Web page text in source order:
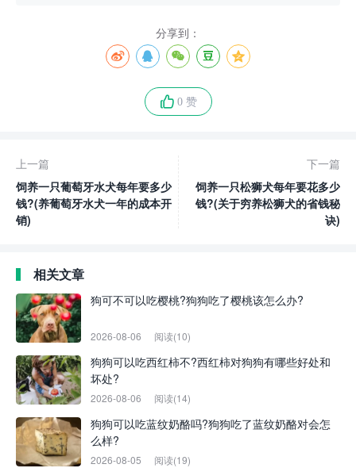
分享到：
0 赞
上一篇
饲养一只葡萄牙水犬每年要多少
钱?(养葡萄牙水犬一年的成本开
销)
下一篇
饲养一只松狮犬每年要花多少
钱?(关于穷养松狮犬的省钱秘
诀)
相关文章
狗可不可以吃樱桃?狗狗吃了樱桃该怎么办?
2026-08-06 阅读(10)
狗狗可以吃西红柿不?西红柿对狗狗有哪些好处和
坏处?
2026-08-06 阅读(14)
狗狗可以吃蓝纹奶酪吗?狗狗吃了蓝纹奶酪对会怎
么样?
2026-08-05 阅读(19)